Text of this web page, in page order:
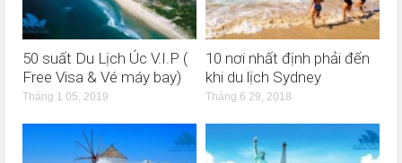
50 suất Du Lịch Úc V.I.P (
Free Visa & Vé máy bay)
Tháng 1 05, 2019
10 nơi nhất định phải đến
khi du lịch Sydney
Tháng 6 29, 2018